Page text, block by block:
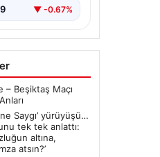
İradesine
▼ -0.67%
– Beşiktaş Maçı
Saygı’ yürüyüşü…
tek tek anlattı:
altına,
atsın?’